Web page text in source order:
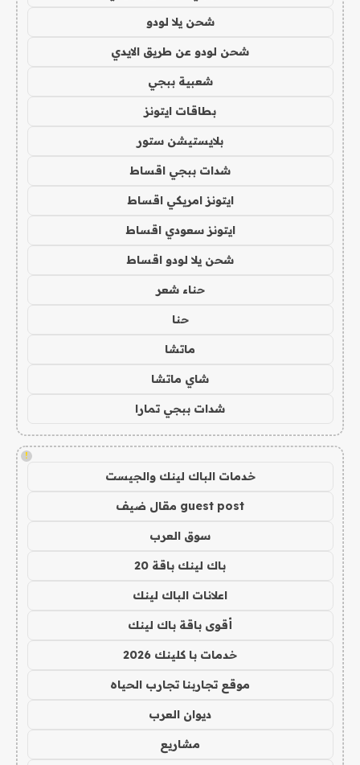
شحن يلا لودو
شحن لودو عن طريق الايدي
شعبية ببجي
بطاقات ايتونز
بلايستيشن ستور
شدات ببجي اقساط
ايتونز امريكي اقساط
ايتونز سعودي اقساط
شحن يلا لودو اقساط
حناء شعر
حنا
ماتشا
شاي ماتشا
شدات ببجي تمارا
!
خدمات الباك لينك والجيست
guest post مقال ضيف
سوق العرب
باك لينك باقة 20
اعلانات الباك لينك
أقوى باقة باك لينك
خدمات با كلينك 2026
موقع تجاربنا تجارب الحياه
ديوان العرب
مشاريع